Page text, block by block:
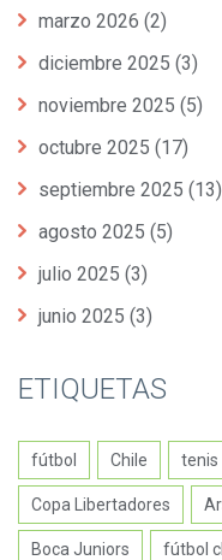
marzo 2026 (2)
diciembre 2025 (3)
noviembre 2025 (5)
octubre 2025 (17)
septiembre 2025 (13)
agosto 2025 (5)
julio 2025 (3)
junio 2025 (3)
ETIQUETAS
fútbol Chile tenis
Copa Libertadores
Boca Juniors fútbol